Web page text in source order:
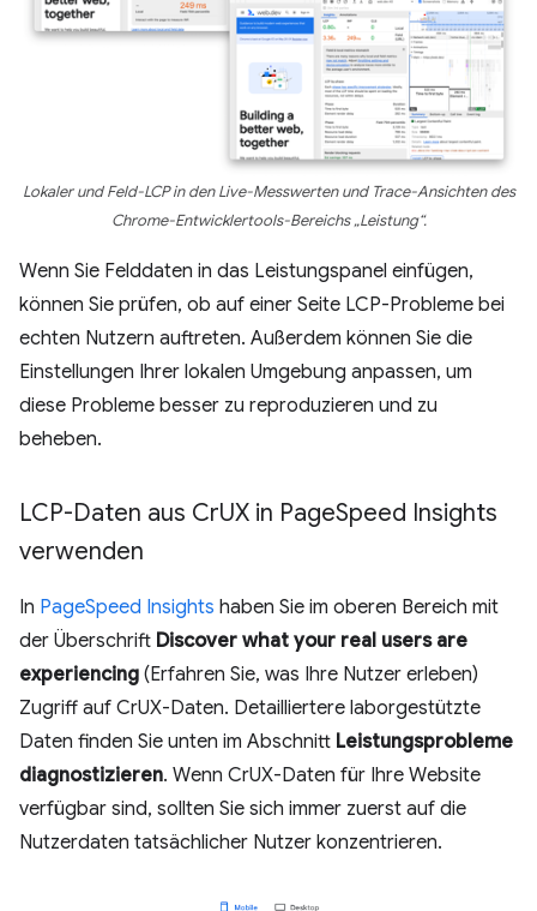
Lokaler und Feld-LCP in den Live-Messwerten und Trace-Ansichten des
Chrome-Entwicklertools-Bereichs „Leistung“.
Wenn Sie Felddaten in das Leistungspanel einfügen,
können Sie prüfen, ob auf einer Seite LCP-Probleme bei
echten Nutzern auftreten. Außerdem können Sie die
Einstellungen Ihrer lokalen Umgebung anpassen, um
diese Probleme besser zu reproduzieren und zu
beheben.
LCP-Daten aus CrUX in PageSpeed Insights
verwenden
In PageSpeed Insights haben Sie im oberen Bereich mit
der Überschrift Discover what your real users are
experiencing (Erfahren Sie, was Ihre Nutzer erleben)
Zugriff auf CrUX-Daten. Detailliertere laborgestützte
Daten finden Sie unten im Abschnitt Leistungsprobleme
diagnostizieren. Wenn CrUX-Daten für Ihre Website
verfügbar sind, sollten Sie sich immer zuerst auf die
Nutzerdaten tatsächlicher Nutzer konzentrieren.